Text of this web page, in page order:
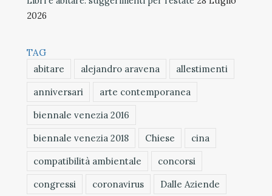
2026
TAG
abitare
alejandro aravena
allestimenti
anniversari
arte contemporanea
biennale venezia 2016
biennale venezia 2018
Chiese
cina
compatibilità ambientale
concorsi
congressi
coronavirus
Dalle Aziende